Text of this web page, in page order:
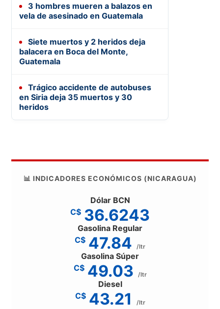
3 hombres mueren a balazos en
vela de asesinado en Guatemala
Siete muertos y 2 heridos deja
balacera en Boca del Monte,
Guatemala
Trágico accidente de autobuses
en Siria deja 35 muertos y 30
heridos
📊 INDICADORES ECONÓMICOS (NICARAGUA)
Dólar BCN
C$ 36.6243
Gasolina Regular
C$ 47.84 /ltr
Gasolina Súper
C$ 49.03 /ltr
Diesel
C$ 43.21 /ltr